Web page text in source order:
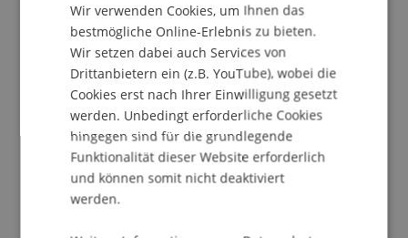
Technologien, wie Smart Contracts und
Blockchain, im Kontext des liechtensteinischen,
schweizerischen, deutschen, österreichischen
und europäischen Privat- und Gesellschaftsrecht
teilen. Vor dem Hintergrund der
grenzüberschreitenden Auseinandersetzung mit
angrenzenden Rechtsordnungen ist besonders
erfreulich, dass ebenso Dissertant*innen des
Doktoratskolleg liechtensteinisches Recht an der
Wir verwenden Cookies, um Ihnen das
bestmögliche Online-Erlebnis zu bieten.
Wir setzen dabei auch Services von
Drittanbietern ein (z.B. YouTube), wobei die
Cookies erst nach Ihrer Einwilligung gesetzt
werden. Unbedingt erforderliche Cookies
hingegen sind für die grundlegende
Funktionalität dieser Website erforderlich
und können somit nicht deaktiviert
werden.